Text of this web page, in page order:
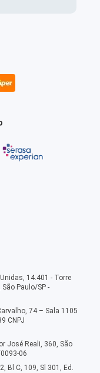
14.401 - Torre
Paulo/SP -
74 – Sala 1105
CNPJ
José Reali, 360, São
06
Bl C, 109, Sl 301, Ed.